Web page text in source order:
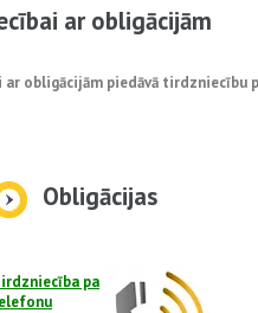
ar obligācijām
obligācijām piedāvā tirdzniecību
Obligācijas
pa